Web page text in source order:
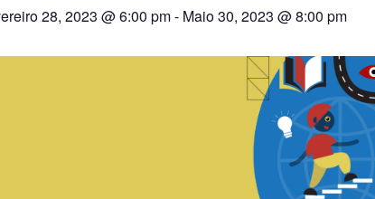
28, 2023 @ 6:00 pm- Maio 30, 2023 @ 8:00 pm